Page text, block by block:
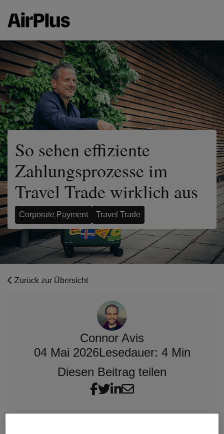
So sehen effiziente
Zahlungsprozesse im
Travel Trade wirklich aus
Corporate Payment Travel Trade
Zurück zur Übersicht
Connor Avis
04 Mai 2026Lesedauer: 4 Min
Diesen Beitrag teilen